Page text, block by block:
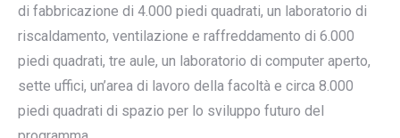
di fabbricazione di 4.000 piedi quadrati, un laboratorio di
riscaldamento, ventilazione e raffreddamento di 6.000
piedi quadrati, tre aule, un laboratorio di computer aperto,
sette uffici, un’area di lavoro della facoltà e circa 8.000
piedi quadrati di spazio per lo sviluppo futuro del